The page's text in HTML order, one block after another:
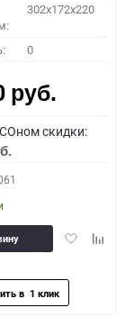
302x172x220
0
руб.
скидки:
Добавить